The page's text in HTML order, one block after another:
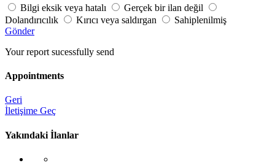
Bilgi eksik veya hatalı
Gerçek bir ilan değil
Dolandırıcılık
Kırıcı veya saldırgan
Sahiplenilmiş
Gönder
Your report sucessfully send
Appointments
Geri
İletişime Geç
Yakındaki İlanlar